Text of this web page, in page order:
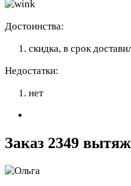
Достоинства:
скидка, в срок
Недостатки:
нет
Заказ 2349